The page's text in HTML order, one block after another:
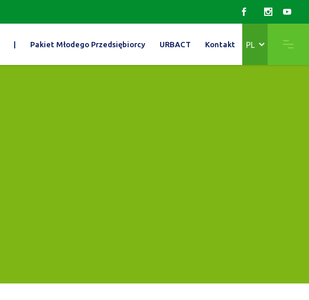
| Pakiet Młodego Przedsiębiorcy URBACT Kontakt
język